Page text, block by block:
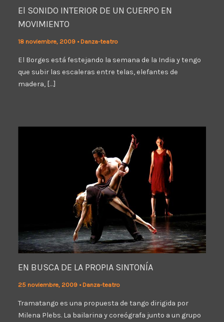
El SONIDO INTERIOR DE UN CUERPO EN
MOVIMIENTO
18 noviembre, 2009 • Danza-teatro
El Borges está festejando la semana de la India y tengo
que subir las escaleras entre telas, elefantes de
madera, […]
EN BUSCA DE LA PROPIA SINTONÍA
25 noviembre, 2009 • Danza-teatro
Tramatango es una propuesta de tango dirigida por
Milena Plebs. La bailarina y coreógrafa junto a un grupo